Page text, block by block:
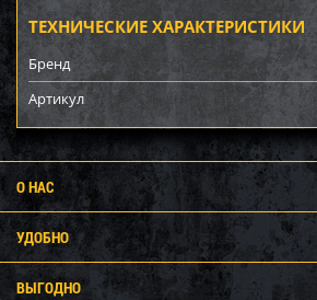
ТЕХНИЧЕСКИЕ ХАРАКТЕРИСТИКИ
Бренд
Артикул
О НАС
УДОБНО
ВЫГОДНО